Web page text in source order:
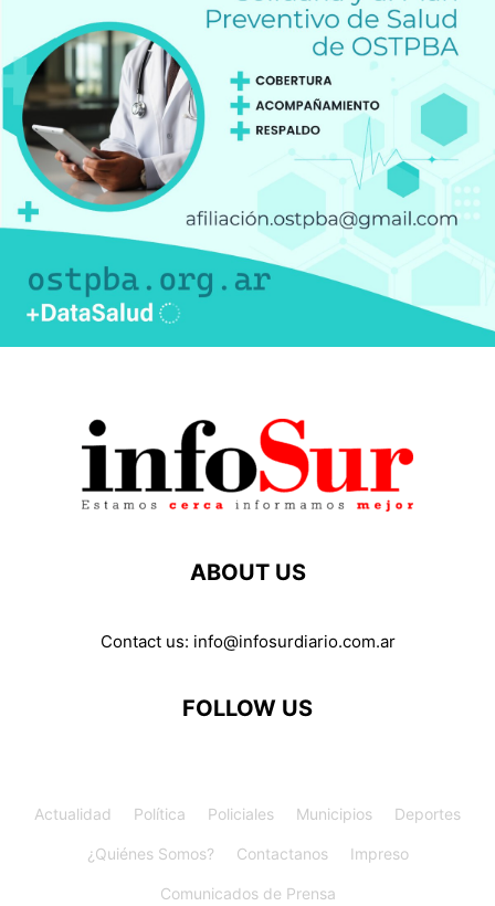
ABOUT US
Contact us: info@infosurdiario.com.ar
FOLLOW US
Actualidad Política Policiales Municipios Deportes
¿Quiénes Somos? Contactanos Impreso
Comunicados de Prensa